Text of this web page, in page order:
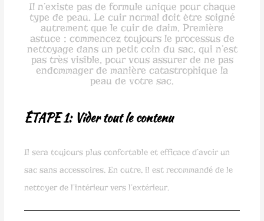
Il n’existe pas de formule unique pour chaque
type de peau. Le cuir normal doit être soigné
autrement que le cuir de daim. Première
astuce : commencez toujours le processus de
nettoyage dans un petit coin du sac, qui n’est
pas très visible, pour vous assurer de ne pas
endommager de manière catastrophique la
peau de votre sac.
ÉTAPE 1: Vider tout le contenu
Il sera toujours plus confortable et efficace d’avoir un
sac sans accessoires. En outre, il est recommandé de le
nettoyer de l’intérieur vers l’extérieur.